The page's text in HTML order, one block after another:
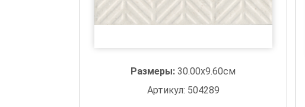
Размеры:30.00x9.60см
Артикул: 504289